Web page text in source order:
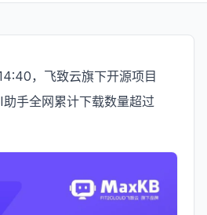
，飞致云旗下开源项目
手全网累计下载数量超过